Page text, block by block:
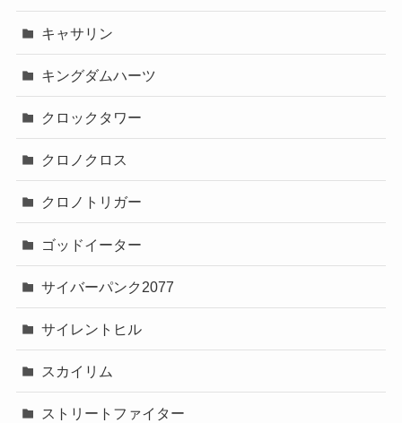
キャサリン
キングダムハーツ
クロックタワー
クロノクロス
クロノトリガー
ゴッドイーター
サイバーパンク2077
サイレントヒル
スカイリム
ストリートファイター